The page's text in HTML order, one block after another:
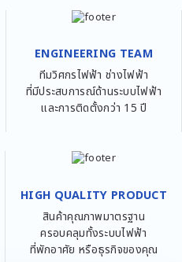
ENGINEERING TEAM
ทีมวิศกรไฟฟ้า ช่างไฟฟ้า
ที่มีประสบการณ์ด้านระบบไฟฟ้า
และการติดตั้งกว่า 15 ปี
HIGH QUALITY PRODUCT
สินค้าคุณภาพมาตรฐาน
ครอบคลุมทั้งระบบไฟฟ้า
ที่พักอาศัย หรือธุรกิจของคุณ